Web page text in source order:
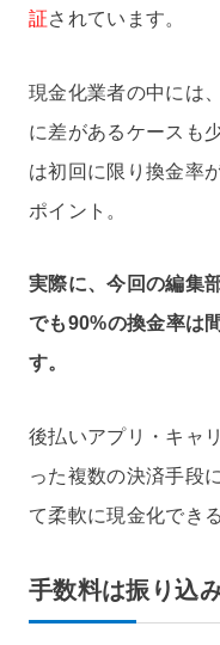
証されています。
現金化業者の中には
に差があるケースも
は初回に限り換金率
ポイント。
実際に、今回の編集
でも90%の換金率は
す。
後払いアプリ・キャ
った複数の決済手段
て柔軟に現金化でき
手数料は振り込